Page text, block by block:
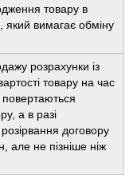
товару в
вимагає обміну
розрахунки із
товару на час
повертаються
а в разі
договору
але не пізніше ніж